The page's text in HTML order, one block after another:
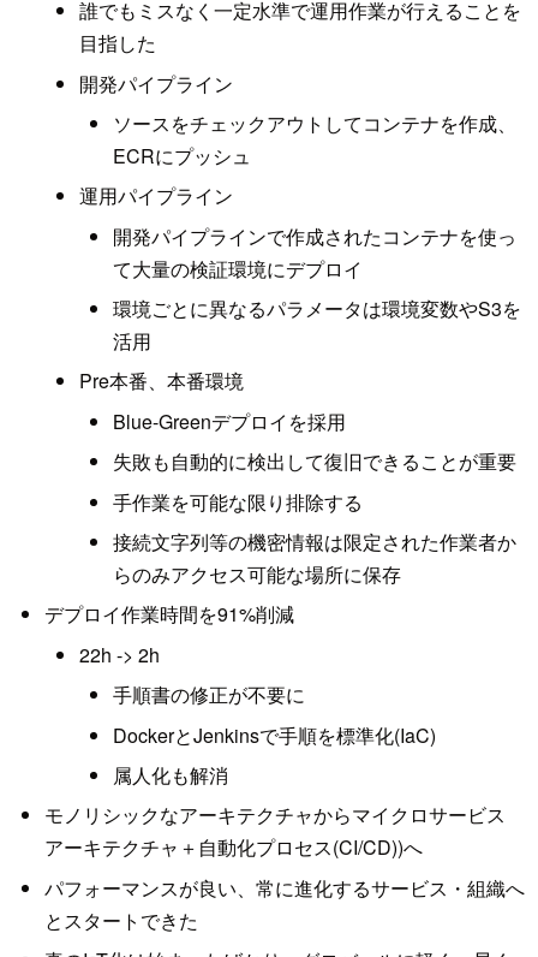
誰でもミスなく一定水準で運用作業が行えることを
目指した
開発パイプライン
ソースをチェックアウトしてコンテナを作成、
ECRにプッシュ
運用パイプライン
開発パイプラインで作成されたコンテナを使っ
て大量の検証環境にデプロイ
環境ごとに異なるパラメータは環境変数やS3を
活用
Pre本番、本番環境
Blue-Greenデプロイを採用
失敗も自動的に検出して復旧できることが重要
手作業を可能な限り排除する
接続文字列等の機密情報は限定された作業者か
らのみアクセス可能な場所に保存
デプロイ作業時間を91%削減
22h -> 2h
手順書の修正が不要に
DockerとJenkinsで手順を標準化(IaC)
属人化も解消
モノリシックなアーキテクチャからマイクロサービス
アーキテクチャ＋自動化プロセス(CI/CD))へ
パフォーマンスが良い、常に進化するサービス・組織へ
とスタートできた